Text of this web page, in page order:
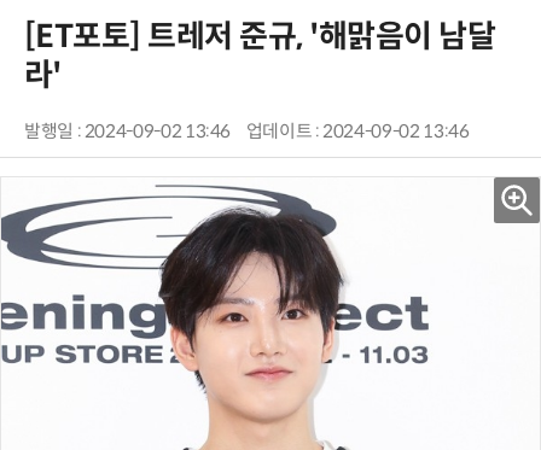
[ET포토] 트레저 준규, '해맑음이 남달
라'
발행일 : 2024-09-02 13:46 업데이트 : 2024-09-02 13:46